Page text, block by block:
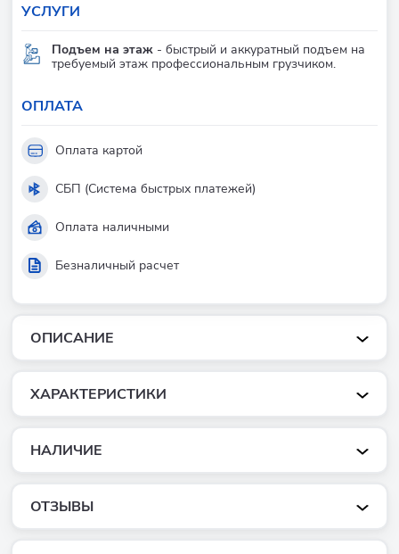
ОПИСАНИЕ
ХАРАКТЕРИСТИКИ
НАЛИЧИЕ
ОТЗЫВЫ
УСЛУГИ
Подъем на этаж - быстрый и аккуратный подъем на
требуемый этаж профессиональным грузчиком.
ОПЛАТА
Оплата картой
СБП (Система быстрых платежей)
Оплата наличными
Безналичный расчет